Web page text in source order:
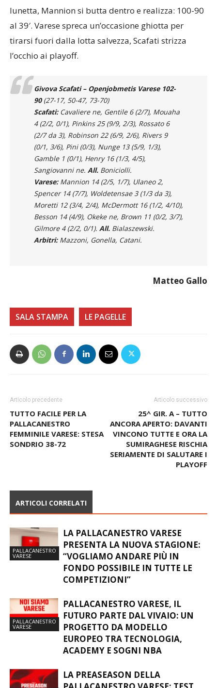
lunetta, Mannion si butta dentro e realizza: 100-90
al 39′. Varese spreca un’occasione ghiotta per
tirarsi fuori dalla lotta salvezza, Scafati strizza
l’occhio ai playoff.
Givova Scafati – Openjobmetis Varese 102-
90(27-17, 50-47, 73-70)
Scafati:Cavaliere ne, Gentile 6 (2/7), Mouaha
4 (2/2, 0/1), Pinkins 25 (9/9, 2/3), Rossato 6
(2/7 da 3), Robinson 22 (6/9, 2/6), Rivers 9
(0/1, 3/6), Pini (0/3), Nunge 13 (5/9, 1/3),
Gamble 1 (0/1), Henry 16 (1/3, 4/5),
Sangiovanni ne. All. Boniciolli.
Varese:Mannion 14 (2/5, 1/7), Ulaneo 2,
Spencer 14 (7/7), Woldetensae 3 (1/3 da 3),
Moretti 12 (3/4, 2/4), McDermott 16 (1/2, 4/10),
Besson 14 (4/9), Okeke ne, Brown 11 (0/2, 3/7),
Gilmore 4 (2/2, 0/1). All. Bialaszewski.
Arbitri:Mazzoni, Gonella, Catani.
Matteo Gallo
SALA STAMPA LE PAGELLE
Articolo precedente
TUTTO FACILE PER LA
PALLACANESTRO
FEMMINILE VARESE: STESA
SONDRIO 38-72
Articolo successivo
25^ GIR. A – TUTTO
ANCORA APERTO: DAVANTI
VINCONO TUTTE E ORA LA
SUMIRAGHESE RISCHIA
SERIAMENTE DI SALUTARE I
PLAYOFF
ARTICOLI CORRELATI
PALLACANESTRO
VARESE
LA PALLACANESTRO VARESE
PRESENTA LA NUOVA STAGIONE:
“VOGLIAMO ANDARE PIÙ IN
FONDO POSSIBILE IN TUTTE LE
COMPETIZIONI”
PALLACANESTRO
VARESE
PALLACANESTRO VARESE, IL
FUTURO PARTE DAL VIVAIO: UN
PROGETTO DA MODELLO
EUROPEO TRA TECNOLOGIA,
ACADEMY E SOGNI NBA
LA PREASEASON DELLA